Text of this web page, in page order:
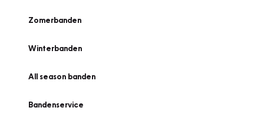
Zomerbanden
Winterbanden
All season banden
Bandenservice